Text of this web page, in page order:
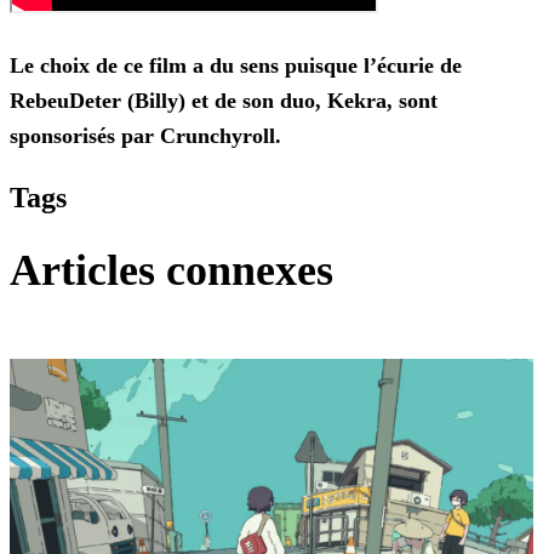
Le choix de ce film a du sens puisque l’écurie de
RebeuDeter (Billy) et de son duo, Kekra, sont
sponsorisés par Crunchyroll.
Tags
Articles connexes